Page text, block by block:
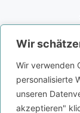
Wir
Wir verwenden
personalisierte
unseren
akzeptieren"